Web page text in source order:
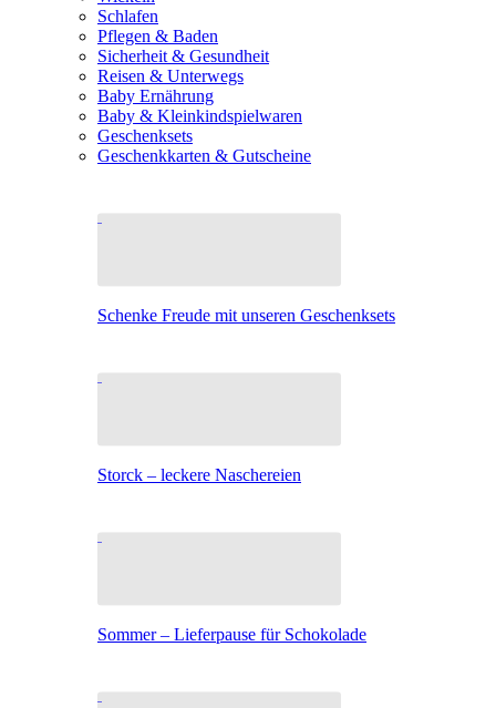
Schlafen
Pflegen & Baden
Sicherheit & Gesundheit
Reisen & Unterwegs
Baby Ernährung
Baby & Kleinkindspielwaren
Geschenksets
Geschenkkarten & Gutscheine
Schenke Freude mit unseren Geschenksets
Storck – leckere Naschereien
Sommer – Lieferpause für Schokolade